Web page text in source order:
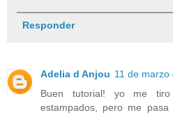
Responder
Adelia d Anjou 11 de
Buen tutorial! yo me
estampados, pero me